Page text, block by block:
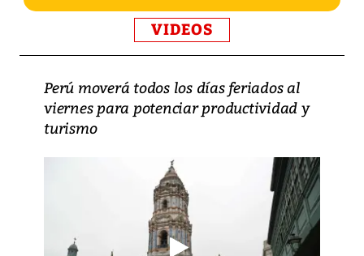
VIDEOS
Perú moverá todos los días feriados al
viernes para potenciar productividad y
turismo